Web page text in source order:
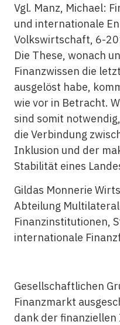
Vgl. Manz, Michael:
und internationale
Volkswirtschaft, 6-
Die These, wonach
Finanzwissen die
ausgelöst habe,
wie vor in Betracht.
sind somit
die Verbindung
Inklusion und der
Stabilität eines
Gildas Monnerie
Abteilung
Finanzinstitutionen,
internationale
Gesellschaftlichen
Finanzmarkt
dank der finanziellen